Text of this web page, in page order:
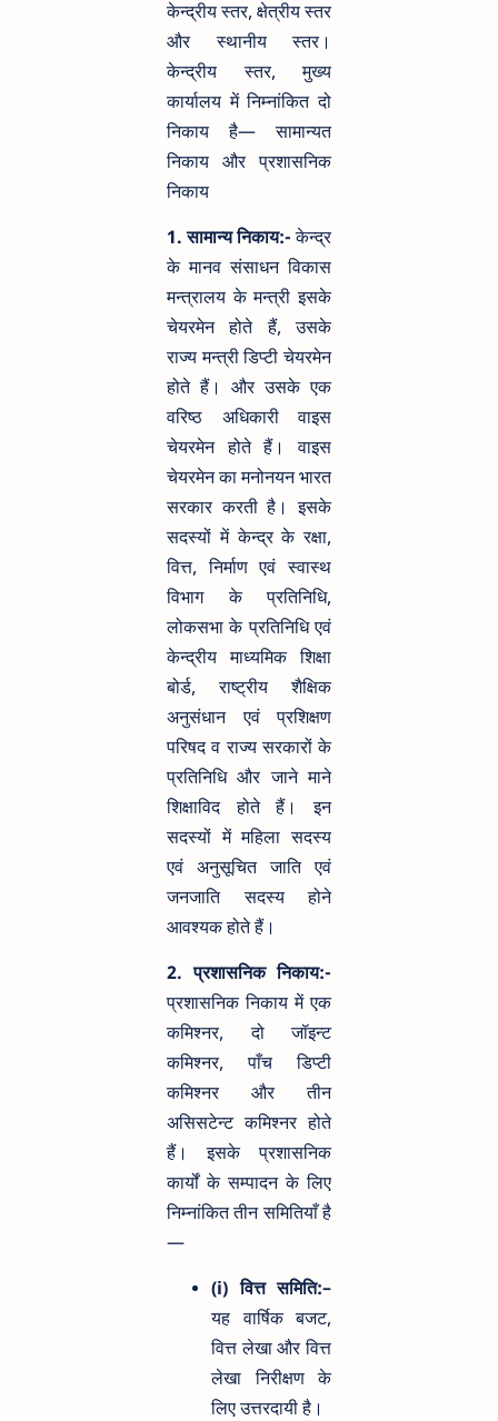
केन्द्रीय स्तर, क्षेत्रीय स्तर
और स्थानीय स्तर।
केन्द्रीय स्तर, मुख्य
कार्यालय में निम्नांकित दो
निकाय है— सामान्यत
निकाय और प्रशासनिक
निकाय
1. सामान्य निकाय:-केन्द्र
के मानव संसाधन विकास
मन्त्रालय के मन्त्री इसके
चेयरमेन होते हैं, उसके
राज्य मन्त्री डिप्टी चेयरमेन
होते हैं। और उसके एक
वरिष्ठ अधिकारी वाइस
चेयरमेन होते हैं। वाइस
चेयरमेन का मनोनयन भारत
सरकार करती है। इसके
सदस्यों में केन्द्र के रक्षा,
वित्त, निर्माण एवं स्वास्थ
विभाग के प्रतिनिधि,
लोकसभा के प्रतिनिधि एवं
केन्द्रीय माध्यमिक शिक्षा
बोर्ड, राष्ट्रीय शैक्षिक
अनुसंधान एवं प्रशिक्षण
परिषद व राज्य सरकारों के
प्रतिनिधि और जाने माने
शिक्षाविद होते हैं। इन
सदस्यों में महिला सदस्य
एवं अनुसूचित जाति एवं
जनजाति सदस्य होने
आवश्यक होते हैं।
2. प्रशासनिक निकाय:-
प्रशासनिक निकाय में एक
कमिश्नर, दो जॉइन्ट
कमिश्नर, पाँच डिप्टी
कमिश्नर और तीन
असिसटेन्ट कमिश्नर होते
हैं। इसके प्रशासनिक
कार्यों के सम्पादन के लिए
निम्नांकित तीन समितियाँ है
—
(i) वित्त समिति:–
यह वार्षिक बजट,
वित्त लेखा और वित्त
लेखा निरीक्षण के
लिए उत्तरदायी है।